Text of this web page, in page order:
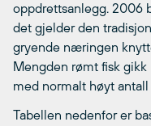
oppdrettsanlegg. 2006
det gjelder den
gryende næringen
Mengden rømt fisk
med normalt høyt
Tabellen nedenfor er